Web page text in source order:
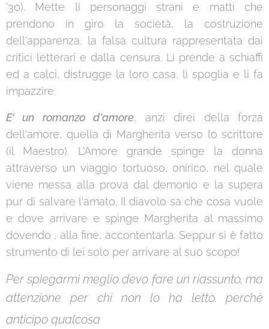
'30). Mette lì personaggi strani e matti che
prendono in giro la società, la costruzione
dell'apparenza, la falsa cultura rappresentata dai
critici letterari e dalla censura. Li prende a schiaffi
ed a calci, distrugge la loro casa, li spoglia e li fa
impazzire.
E' un romanzo d'amore, anzi direi della forza
dell'amore, quella di Margherita verso lo scrittore
(il Maestro). L'Amore grande spinge la donna
attraverso un viaggio tortuoso, onirico, nel quale
viene messa alla prova dal demonio e la supera
pur di salvare l'amato. Il diavolo sa che cosa vuole
e dove arrivare e spinge Margherita al massimo
dovendo , alla fine, accontentarla. Seppur si è fatto
strumento di lei solo per arrivare al suo scopo!
Per spiegarmi meglio devo fare un riassunto, ma
attenzione per chi non lo ha letto, perchè
anticipo qualcosa